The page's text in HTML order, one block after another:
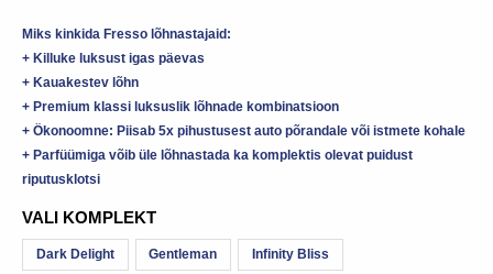
Miks kinkida Fresso lõhnastajaid:
+ Killuke luksust igas päevas
+ Kauakestev lõhn
+ Premium klassi luksuslik lõhnade kombinatsioon
+ Ökonoomne: Piisab 5x pihustusest auto põrandale või istmete kohale
+ Parfüümiga võib üle lõhnastada ka komplektis olevat puidust
riputusklotsi
VALI KOMPLEKT
Dark Delight Gentleman Infinity Bliss